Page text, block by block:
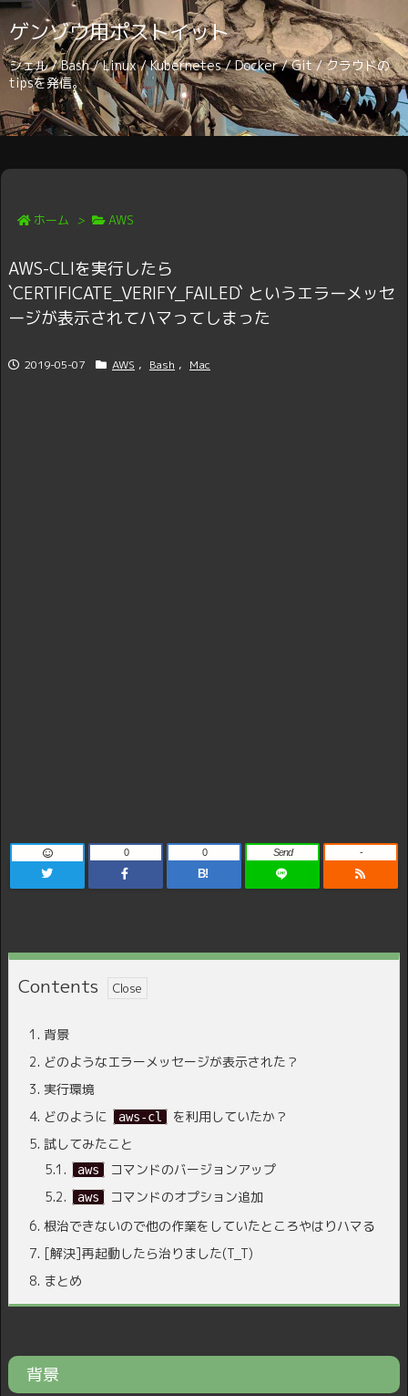
ゲンゾウ用ポストイット
シェル / Bash / Linux / Kubernetes / Docker / Git / クラウドの
tipsを発信。
ホーム > AWS
AWS-CLIを実行したら
`CERTIFICATE_VERIFY_FAILED` というエラーメッセ
ージが表示されてハマってしまった
2019-05-07 AWS , Bash , Mac
0
B!
0 Send -
Contents
1. 背景
2. どのようなエラーメッセージが表示された？
3. 実行環境
4. どのように aws-cl
を利用していたか？
5. 試してみたこと
5.1.
aws
コマンドのバージョンアップ
5.2.
aws
コマンドのオプション追加
6. 根治できないので他の作業をしていたところやはりハマる
7. [解決]再起動したら治りました(T_T)
8. まとめ
背景